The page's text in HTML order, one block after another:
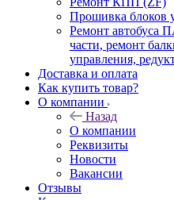
Прошивка блоков
Ремонт автобуса
части, ремонт
управления,
Доставка и оплата
Как купить товар?
О компании
Назад
О компании
Реквизиты
Новости
Вакансии
Отзывы